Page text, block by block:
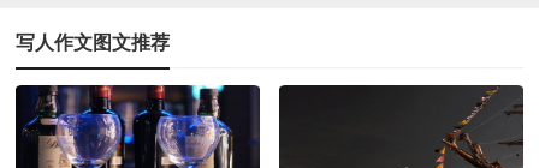
写人作文图文推荐